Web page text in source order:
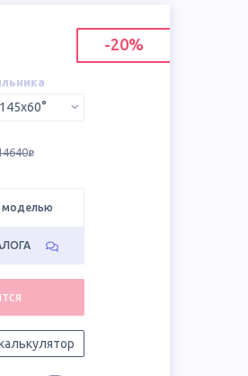
-20%
руб.
моделью